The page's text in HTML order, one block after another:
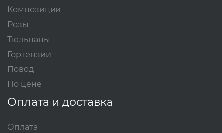
Композиции
Розы
Тюльпаны
Гортензии
Повод
По цене
Оплата и доставка
Оплата